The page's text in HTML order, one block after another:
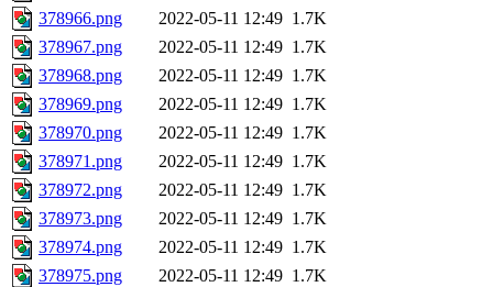
378966.png
2022-05-11 12:49 1.7K
378967.png
2022-05-11 12:49 1.7K
378968.png
2022-05-11 12:49 1.7K
378969.png
2022-05-11 12:49 1.7K
378970.png
2022-05-11 12:49 1.7K
378971.png
2022-05-11 12:49 1.7K
378972.png
2022-05-11 12:49 1.7K
378973.png
2022-05-11 12:49 1.7K
378974.png
2022-05-11 12:49 1.7K
378975.png
2022-05-11 12:49 1.7K